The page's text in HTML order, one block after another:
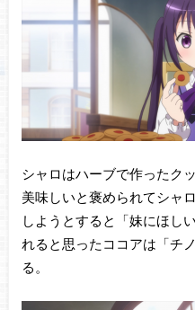
シャロはハーブで作ったク
美味しいと褒められてシャ
しようとすると「妹にほし
れると思ったココアは「チ
る。